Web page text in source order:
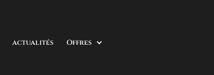
actualités Offres